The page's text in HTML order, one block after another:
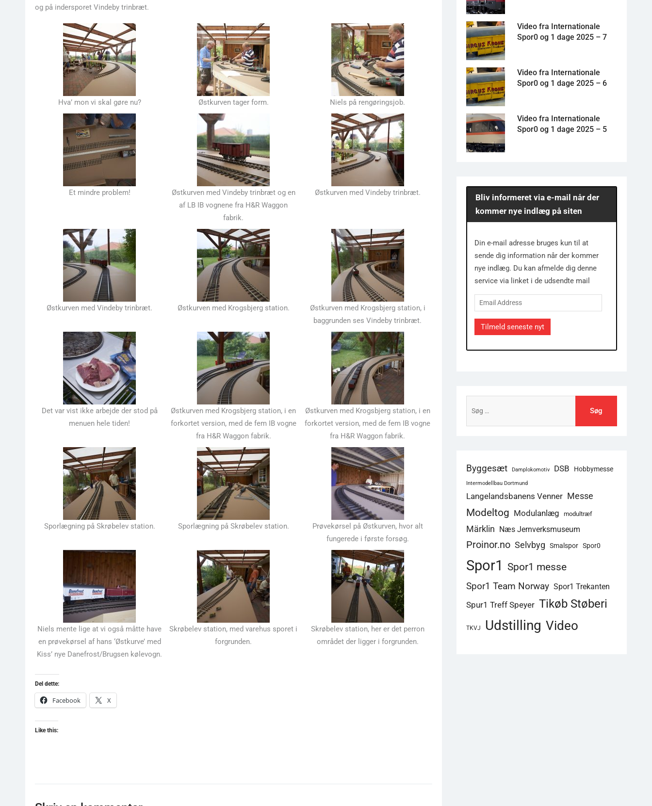
og på indersporet Vindeby trinbræt.
Hva’ mon vi skal gøre nu? Østkurven tager form. Niels på rengøringsjob.
Et mindre problem!
Østkurven med Vindeby trinbræt og en
af LB IB vognene fra H&R Waggon
fabrik.
Østkurven med Vindeby trinbræt.
Østkurven med Vindeby trinbræt. Østkurven med Krogsbjerg station.
Østkurven med Krogsbjerg station, i
baggrunden ses Vindeby trinbræt.
Det var vist ikke arbejde der stod på
menuen hele tiden!
Østkurven med Krogsbjerg station, i en
forkortet version, med de fem IB vogne
fra H&R Waggon fabrik.
Østkurven med Krogsbjerg station, i en
forkortet version, med de fem IB vogne
fra H&R Waggon fabrik.
Sporlægning på Skrøbelev station. Sporlægning på Skrøbelev station.
Prøvekørsel på Østkurven, hvor alt
fungerede i første forsøg.
Niels mente lige at vi også måtte have
en prøvekørsel af hans ‘Østkurve’ med
Kiss’ nye Danefrost/Brugsen kølevogn.
Skrøbelev station, med varehus sporet i
forgrunden.
Skrøbelev station, her er det perron
området der ligger i forgrunden.
Del dette:
Facebook X
Like this:
Video fra Internationale
Spor0 og 1 dage 2025 – 7
Video fra Internationale
Spor0 og 1 dage 2025 – 6
Video fra Internationale
Spor0 og 1 dage 2025 – 5
Bliv informeret via e-mail når der
kommer nye indlæg på siten
Din e-mail adresse bruges kun til at
sende dig information når der kommer
nye indlæg. Du kan afmelde dig denne
service via linket i de udsendte mail
Email
Address
Tilmeld seneste nyt
efter:
Byggesæt Damplokomotiv DSB Hobbymesse
Intermodellbau Dortmund
Langelandsbanens Venner Messe
Modeltog Modulanlæg modultræf
Märklin Næs Jernverksmuseum
Proinor.no Selvbyg Smalspor Spor0
Spor1 Spor1 messe
Spor1 Team Norway Spor1 Trekanten
Spur1 Treff Speyer Tikøb Støberi
TKVJ Udstilling Video